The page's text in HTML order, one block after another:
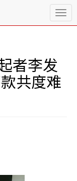
T
o
a
者李发
共度难